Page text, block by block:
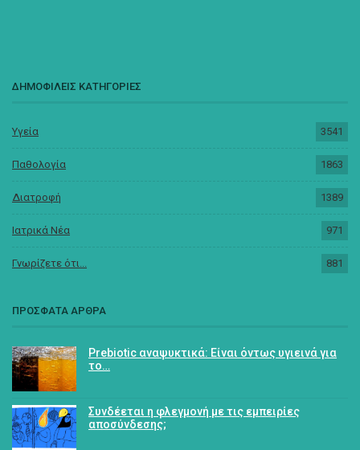
ΔΗΜΟΦΙΛΕΙΣ ΚΑΤΗΓΟΡΙΕΣ
Υγεία 3541
Παθολογία 1863
Διατροφή 1389
Ιατρικά Νέα 971
Γνωρίζετε ότι... 881
ΠΡΟΣΦΑΤΑ ΑΡΘΡΑ
Prebiotic αναψυκτικά: Είναι όντως υγιεινά για
το…
Συνδέεται η φλεγμονή με τις εμπειρίες
αποσύνδεσης;